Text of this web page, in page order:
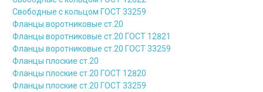
Свободные с кольцом ГОСТ 33259
Фланцы воротниковые ст.20
Фланцы воротниковые ст.20 ГОСТ 12821
Фланцы воротниковые ст.20 ГОСТ 33259
Фланцы плоские ст.20
Фланцы плоские ст.20 ГОСТ 12820
Фланцы плоские ст.20 ГОСТ 33259